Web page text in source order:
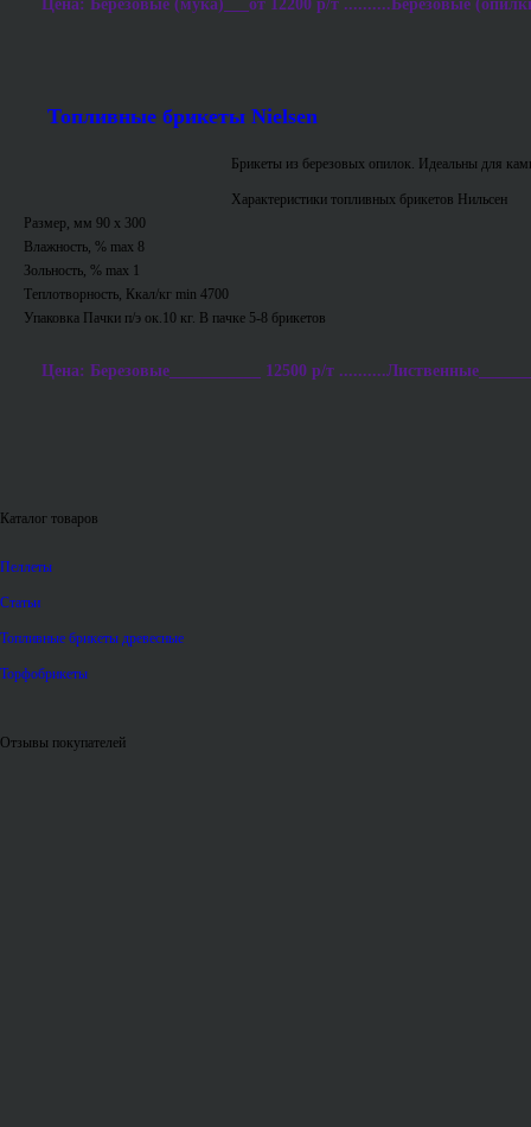
Цена: Березовые (мука)___от 12200 р/т ..........Березовые
Топливные брикеты Nielsen
Брикеты из березовых опилок. Идеальны для
Характеристики топливных брикетов Нильсен
Размер, мм 90 х 300
Влажность, % max 8
Зольность, % max 1
Теплотворность, Ккал/кг min 4700
Упаковка Пачки п/э ок.10 кг. В пачке 5-8 брикетов
Цена: Березовые___________ 12500 р/т
Каталог товаров
Пеллеты
Статьи
Топливные брикеты древесные
Торфобрикеты
Отзывы покупателей